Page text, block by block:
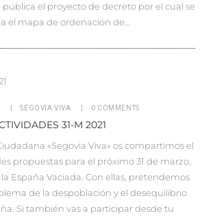
el proyecto de decreto por el cual se
el mapa de ordenación de…
SEGOVIA VIVA 0 COMMENTS
31-M 2021
«Segovia Viva» os compartimos el
propuestas para el próximo 31 de marzo,
España Vaciada. Con ellas, pretendemos
de la despoblación y el desequilibrio
Si también vas a participar desde tu